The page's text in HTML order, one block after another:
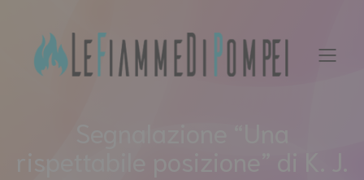
contenuto